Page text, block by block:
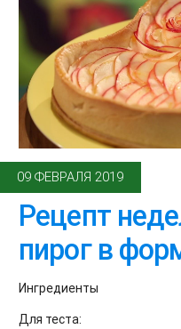
09 ФЕВРАЛЯ 2019
Рецепт
пирог в
Ингредиенты
Для теста: